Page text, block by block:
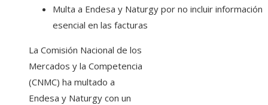
Multa a Endesa y Naturgy por no incluir información
esencial en las facturas
La Comisión Nacional de los
Mercados y la Competencia
(CNMC) ha multado a
Endesa y Naturgy con un